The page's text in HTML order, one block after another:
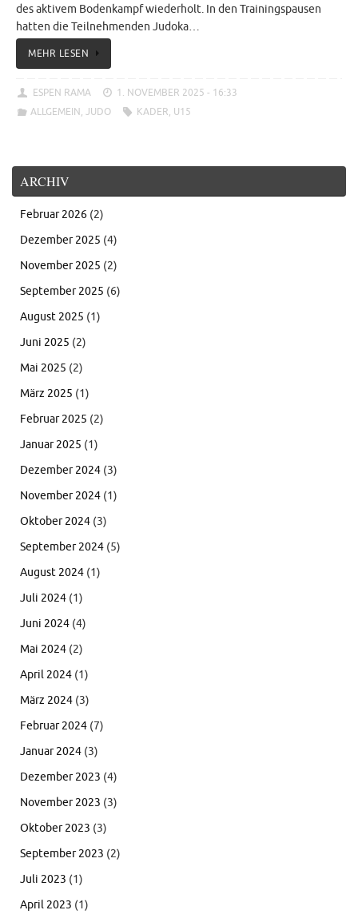
des aktivem Bodenkampf wiederholt. In den Trainingspausen
hatten die Teilnehmenden Judoka…
MEHR LESEN
ESPEN RAMA
1. NOVEMBER 2025 - 16:33
ALLGEMEIN, JUDO KADER, U15
ARCHIV
Februar 2026 (2)
Dezember 2025 (4)
November 2025 (2)
September 2025 (6)
August 2025 (1)
Juni 2025 (2)
Mai 2025 (2)
März 2025 (1)
Februar 2025 (2)
Januar 2025 (1)
Dezember 2024 (3)
November 2024 (1)
Oktober 2024 (3)
September 2024 (5)
August 2024 (1)
Juli 2024 (1)
Juni 2024 (4)
Mai 2024 (2)
April 2024 (1)
März 2024 (3)
Februar 2024 (7)
Januar 2024 (3)
Dezember 2023 (4)
November 2023 (3)
Oktober 2023 (3)
September 2023 (2)
Juli 2023 (1)
April 2023 (1)